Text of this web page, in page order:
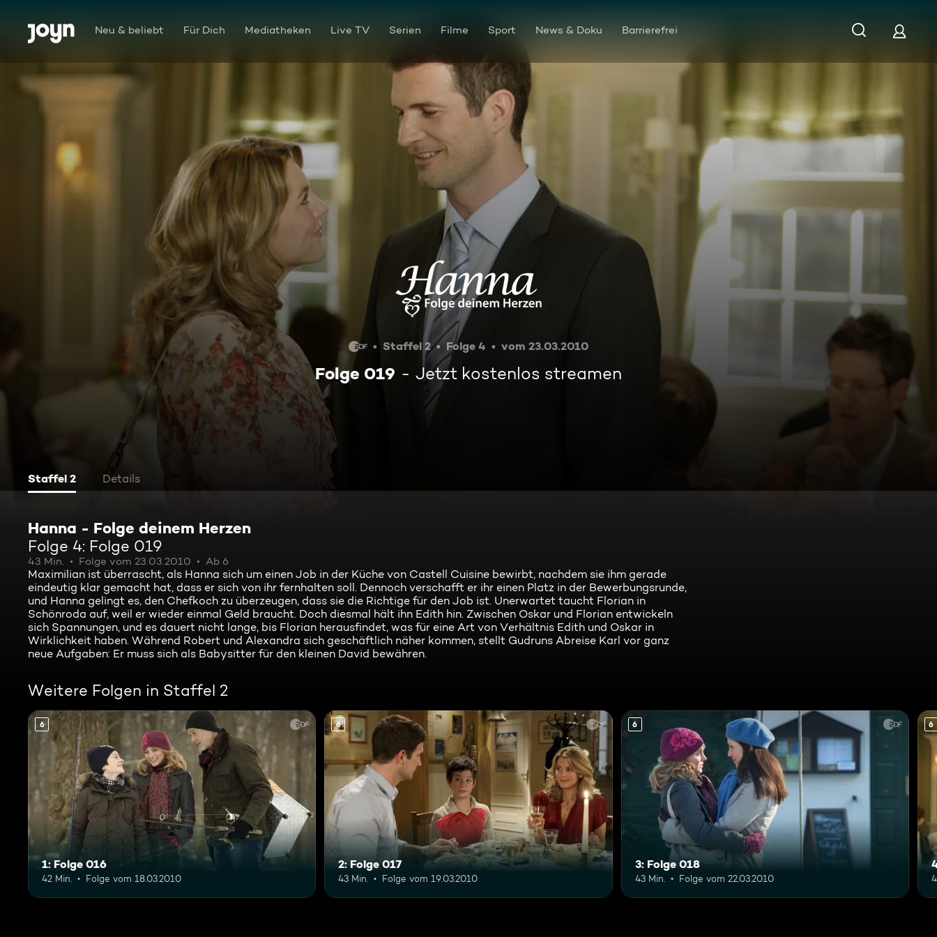
Zum Inhalt springen
Barrierefrei Neu & beliebt Für Dich Mediatheken Live TV Serien Filme Sport News & Doku Barrierefrei
Folge 019
Staffel 2 Folge 4 vom 23.03.2010
Folge 019 Jetzt kostenlos streamen
Staffel 2 Details
Hanna - Folge deinem Herzen
Folge 4: Folge 019
43 Min. Folge vom 23.03.2010 Ab 6
Maximilian ist überrascht, als Hanna sich um einen Job in der Küche von Castell Cuisine bewirbt, nachdem sie ihm gerade
eindeutig klar gemacht hat, dass er sich von ihr fernhalten soll. Dennoch verschafft er ihr einen Platz in der Bewerbungsrunde,
und Hanna gelingt es, den Chefkoch zu überzeugen, dass sie die Richtige für den Job ist. Unerwartet taucht Florian in
Schönroda auf, weil er wieder einmal Geld braucht. Doch diesmal hält ihn Edith hin. Zwischen Oskar und Florian entwickeln
sich Spannungen, und es dauert nicht lange, bis Florian herausfindet, was für eine Art von Verhältnis Edith und Oskar in
Wirklichkeit haben. Während Robert und Alexandra sich geschäftlich näher kommen, stellt Gudruns Abreise Karl vor ganz
neue Aufgaben: Er muss sich als Babysitter für den kleinen David bewähren.
Weitere Folgen in Staffel 2
6
1: Folge 016
42 Min. Folge vom 18.03.2010
6
2: Folge 017
43 Min. Folge vom 19.03.2010
6
3: Folge 018
43 Min. Folge vom 22.03.2010
6